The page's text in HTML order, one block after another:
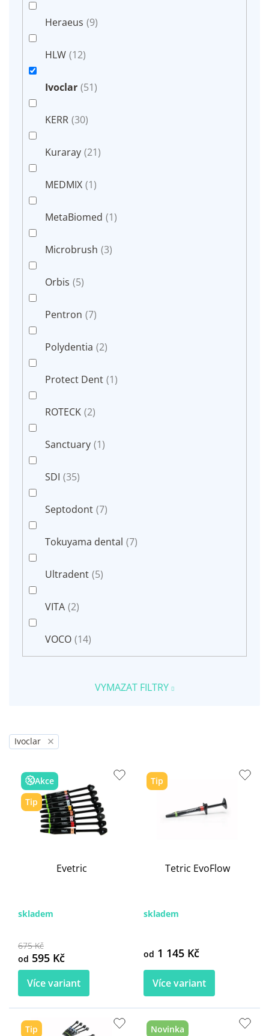
Ivoclar
Heraeus (9)
HLW (12)
Ivoclar (51)
KERR (30)
Kuraray (21)
MEDMIX (1)
MetaBiomed (1)
Microbrush (3)
Orbis (5)
Pentron (7)
Polydentia (2)
Protect Dent (1)
ROTECK (2)
Sanctuary (1)
SDI (35)
Septodont (7)
Tokuyama dental (7)
Ultradent (5)
VITA (2)
VOCO (14)
VYMAZAT FILTRY
Akce
Tip
Evetric
skladem
675 Kč
od 595 Kč
Více variant
Tip
Tetric EvoFlow
skladem
od 1 145 Kč
Více variant
Tip Novinka